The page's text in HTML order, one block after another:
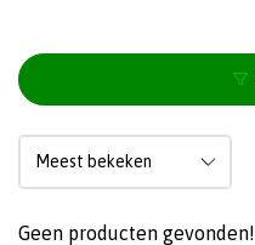
Geen producten gevonden!